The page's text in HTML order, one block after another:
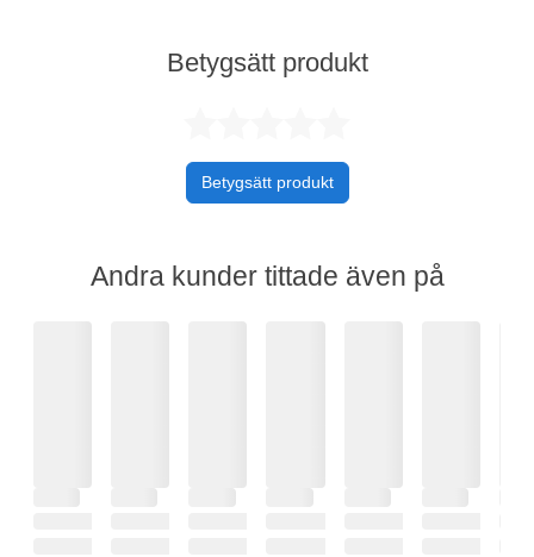
Betygsätt produkt
Betygsätt produkt
Andra kunder tittade även på